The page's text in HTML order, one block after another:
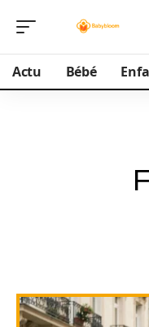
Actu Bébé